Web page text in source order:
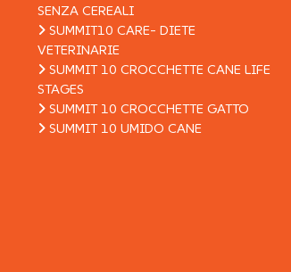
SENZA CEREALI
SUMMIT10 CARE- DIETE
VETERINARIE
SUMMIT 10 CROCCHETTE CANE LIFE
STAGES
SUMMIT 10 CROCCHETTE GATTO
SUMMIT 10 UMIDO CANE